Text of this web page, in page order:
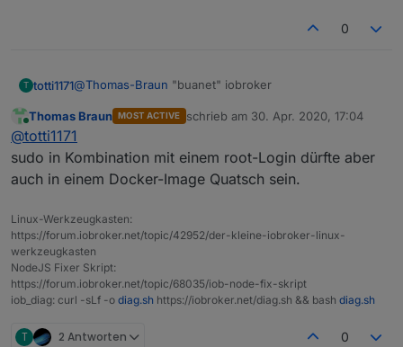
0
T totti1171@Thomas-Braun "buanet" iobroker
allerdings schon seit einiger Zeit - diese Probs habe
ich jetzt erst nach dem letzten Update vor ein paar
tagen
Online
Thomas Braun MOST ACTIVE schrieb am 30. Apr. 2020, 17:04
zuletzt editiert von
@totti1171
sudo in Kombination mit einem root-Login dürfte aber
auch in einem Docker-Image Quatsch sein.
Linux-Werkzeugkasten:
https://forum.iobroker.net/topic/42952/der-kleine-iobroker-linux-
werkzeugkasten
NodeJS Fixer Skript:
https://forum.iobroker.net/topic/68035/iob-node-fix-skript
iob_diag: curl -sLf -o diag.sh https://iobroker.net/diag.sh && bash diag.sh
T 2 Antworten 0